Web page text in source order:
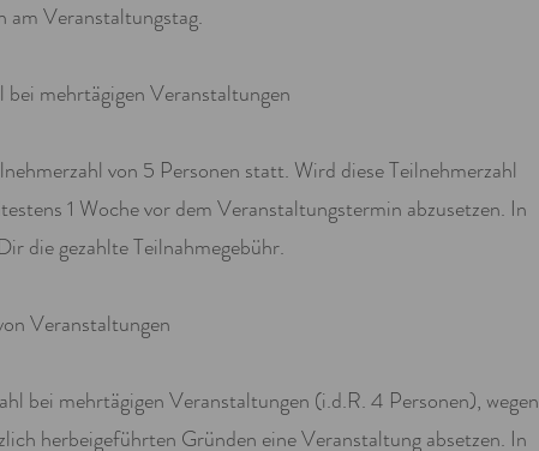
am Veranstaltungstag.
mehrtägigen Veranstaltungen
von 5 Personen statt. Wird diese Teilnehmerzahl
1 Woche vor dem Veranstaltungstermin abzusetzen. In
die gezahlte Teilnahmegebühr.
Veranstaltungen
bei mehrtägigen Veranstaltungen (i.d.R. 4 Personen), wegen
herbeigeführten Gründen eine Veranstaltung absetzen. In